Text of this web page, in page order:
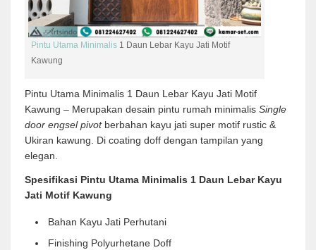
Pintu Utama Minimalis 1 Daun Lebar Kayu Jati Motif
Kawung
Pintu Utama Minimalis 1 Daun Lebar Kayu Jati Motif
Kawung – Merupakan desain pintu rumah minimalis Single
door engsel pivotberbahan kayu jati super motif rustic &
Ukiran kawung. Di coating doff dengan tampilan yang
elegan.
Spesifikasi Pintu Utama Minimalis 1 Daun Lebar Kayu
Jati Motif Kawung
Bahan Kayu Jati Perhutani
Finishing Polyurhetane Doff